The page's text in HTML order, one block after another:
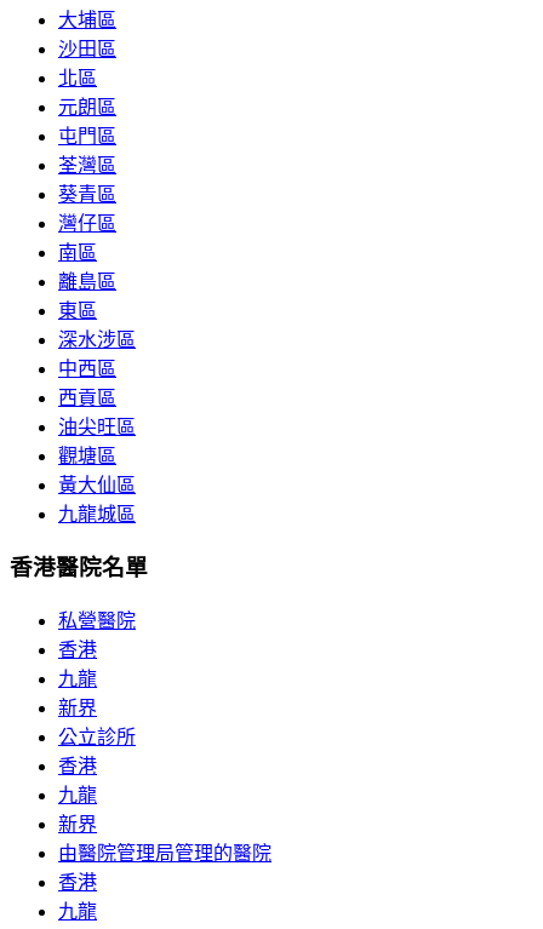
大埔區
沙田區
北區
元朗區
屯門區
荃灣區
葵青區
灣仔區
南區
離島區
東區
深水涉區
中西區
西貢區
油尖旺區
觀塘區
黃大仙區
九龍城區
香港醫院名單
私營醫院
香港
九龍
新界
公立診所
香港
九龍
新界
由醫院管理局管理的醫院
香港
九龍